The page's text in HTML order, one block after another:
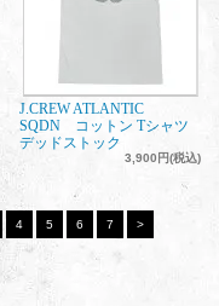
J.CREW ATLANTIC
SQDN コットン Tシャツ
デッドストック
3,900円(税込)
4 5 6 7 >